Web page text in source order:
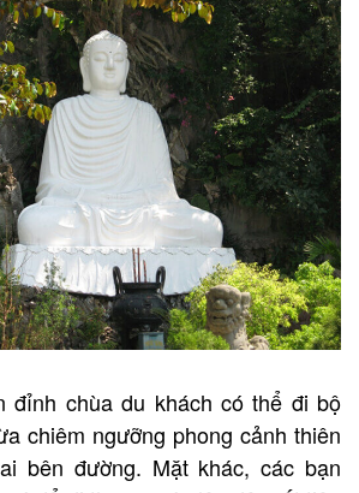
đỉnh chùa du khách có thể đi bộ
chiêm ngưỡng phong cảnh thiên
bên đường. Mặt khác, các bạn